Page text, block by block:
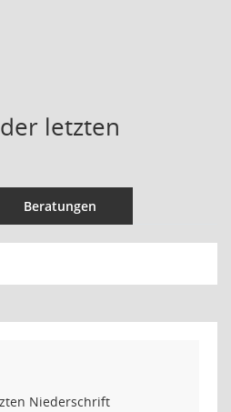
letzten
Beratungen
Niederschrift